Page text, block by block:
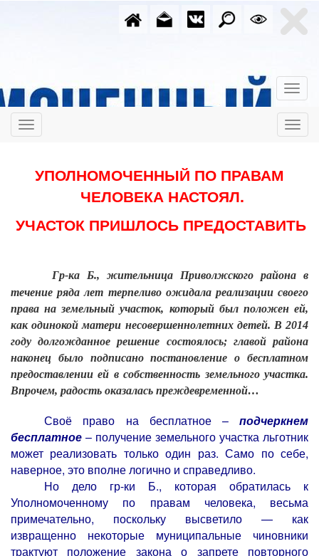
УПОЛНОМОЧЕННЫЙ ПО ПРАВАМ
ЧЕЛОВЕКА НАСТОЯЛ.
УЧАСТОК ПРИШЛОСЬ ПРЕДОСТАВИТЬ
Гр-ка Б., жительница Приволжского района в
течение ряда лет терпеливо ожидала реализации своего
права на земельный участок, который был положен ей,
как одинокой матери несовершеннолетних детей. В 2014
году долгожданное решение состоялось; главой района
наконец было подписано постановление о бесплатном
предоставлении ей в собственность земельного участка.
Впрочем, радость оказалась преждевременной…
Своё право на бесплатное – подчеркнем
бесплатное – получение земельного участка льготник
может реализовать только один раз. Само по себе,
наверное, это вполне логично и справедливо.
Но дело гр-ки Б., которая обратилась к
Уполномоченному по правам человека, весьма
примечательно, поскольку высветило — как
извращенно некоторые муниципальные чиновники
трактуют положение закона о запрете повторного